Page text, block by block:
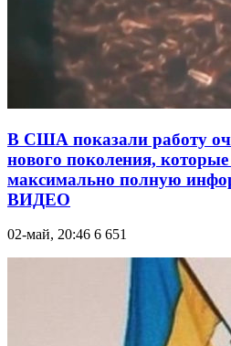
В США показали работу
нового поколения,
максимально полную
ВИДЕО
02-май, 20:46 6 651